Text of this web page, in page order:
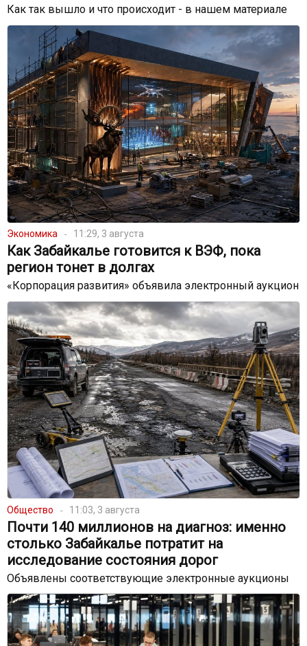
Как так вышло и что происходит - в нашем материале
Экономика 11:29, 3 августа
Как Забайкалье готовится к ВЭФ, пока
регион тонет в долгах
«Корпорация развития» объявила электронный аукцион
Общество 11:03, 3 августа
Почти 140 миллионов на диагноз: именно
столько Забайкалье потратит на
исследование состояния дорог
Объявлены соответствующие электронные аукционы